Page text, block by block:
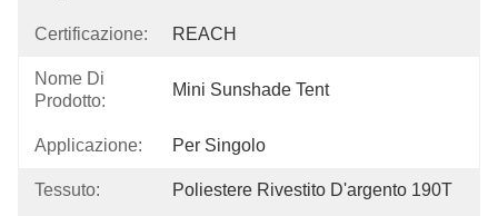
Certificazione: REACH
Nome Di
Prodotto:
Mini Sunshade Tent
Applicazione: Per Singolo
Tessuto: Poliestere Rivestito D'argento 190T